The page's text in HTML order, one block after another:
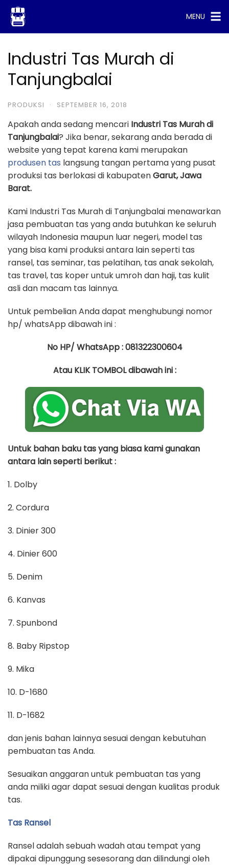
Skip
content
MENU
Industri Tas Murah di
Tanjungbalai
PRODUKSI · SEPTEMBER 16, 2018
Apakah anda sedang mencari Industri Tas Murah di
Tanjungbalai? Jika benar, sekarang anda berada di
website yang tepat karena kami merupakan
produsen tas langsung tangan pertama yang pusat
produksi tas berlokasi di kabupatenGarut, Jawa
Barat.
Kami Industri Tas Murah di Tanjungbalai menawarkan
jasa pembuatan tas yang anda butuhkan ke seluruh
wilayah Indonesia maupun luar negeri, model tas
yang bisa kami produksi antara lain seperti tas
ransel, tas seminar, tas pelatihan, tas anak sekolah,
tas travel, tas koper untuk umroh dan haji, tas kulit
asli dan macam tas lainnya.
Untuk pembelian Anda dapat menghubungi nomor
hp/ whatsApp dibawah ini :
No HP/ WhatsApp : 081322300604
Atau KLIK TOMBOL dibawah ini :
Untuk bahan baku tas yang biasa kami gunakan
antara lain seperti berikut :
1. Dolby
2. Cordura
3. Dinier 300
4. Dinier 600
5. Denim
6. Kanvas
7. Spunbond
8. Baby Ripstop
9. Mika
10. D-1680
11. D-1682
dan jenis bahan lainnya sesuai dengan kebutuhan
pembuatan tas Anda.
Sesuaikan anggaran untuk pembuatan tas yang
anda miliki agar dapat sesuai dengan kualitas produk
tas.
Tas Ransel
Ransel adalah sebuah wadah atau tempat yang
dipakai dipunggung sesesorang dan dilindungi oleh